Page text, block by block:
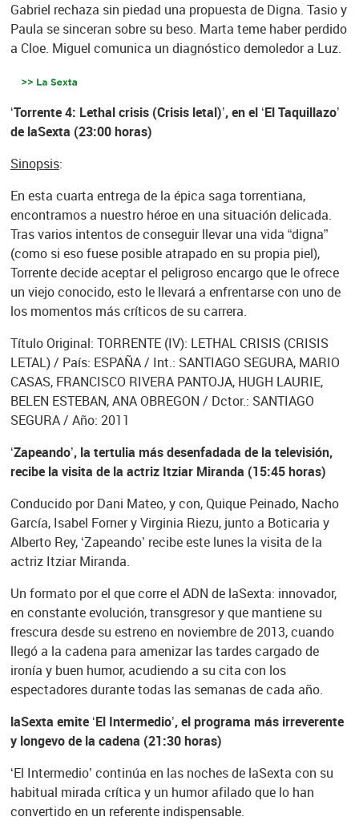
Gabriel rechaza sin piedad una propuesta de Digna. Tasio y
Paula se sinceran sobre su beso. Marta teme haber perdido
a Cloe. Miguel comunica un diagnóstico demoledor a Luz.
‘Torrente 4: Lethal crisis (Crisis letal)’, en el ‘El Taquillazo’
de laSexta (23:00 horas)
Sinopsis:
En esta cuarta entrega de la épica saga torrentiana,
encontramos a nuestro héroe en una situación delicada.
Tras varios intentos de conseguir llevar una vida “digna”
(como si eso fuese posible atrapado en su propia piel),
Torrente decide aceptar el peligroso encargo que le ofrece
un viejo conocido, esto le llevará a enfrentarse con uno de
los momentos más críticos de su carrera.
Título Original: TORRENTE (IV): LETHAL CRISIS (CRISIS
LETAL) / País: ESPAÑA / Int.: SANTIAGO SEGURA, MARIO
CASAS, FRANCISCO RIVERA PANTOJA, HUGH LAURIE,
BELEN ESTEBAN, ANA OBREGON / Dctor.: SANTIAGO
SEGURA / Año: 2011
‘Zapeando’, la tertulia más desenfadada de la televisión,
recibe la visita de la actriz Itziar Miranda (15:45 horas)
Conducido por Dani Mateo, y con, Quique Peinado, Nacho
García, Isabel Forner y Virginia Riezu, junto a Boticaria y
Alberto Rey, ‘Zapeando’ recibe este lunes la visita de la
actriz Itziar Miranda.
Un formato por el que corre el ADN de laSexta: innovador,
en constante evolución, transgresor y que mantiene su
frescura desde su estreno en noviembre de 2013, cuando
llegó a la cadena para amenizar las tardes cargado de
ironía y buen humor, acudiendo a su cita con los
espectadores durante todas las semanas de cada año.
laSexta emite ‘El Intermedio’, el programa más irreverente
y longevo de la cadena (21:30 horas)
‘El Intermedio’ continúa en las noches de laSexta con su
habitual mirada crítica y un humor afilado que lo han
convertido en un referente indispensable.